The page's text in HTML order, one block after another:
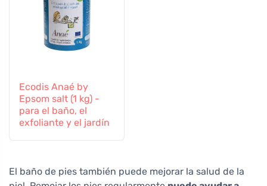
Ecodis Anaé by
Epsom salt (1 kg) -
para el baño, el
exfoliante y el jardín
El baño de pies también puede mejorar la salud de la